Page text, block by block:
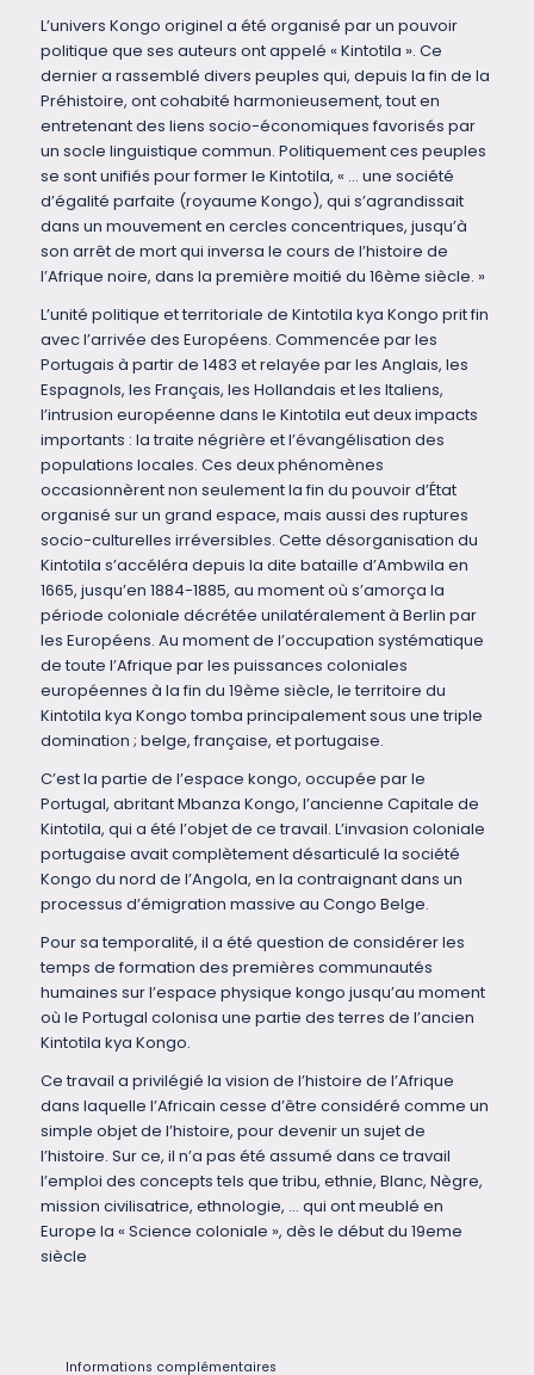
L’univers Kongo originel a été organisé par un pouvoir
politique que ses auteurs ont appelé « Kintotila ». Ce
dernier a rassemblé divers peuples qui, depuis la fin de la
Préhistoire, ont cohabité harmonieusement, tout en
entretenant des liens socio-économiques favorisés par
un socle linguistique commun. Politiquement ces peuples
se sont unifiés pour former le Kintotila, « … une société
d’égalité parfaite (royaume Kongo), qui s’agrandissait
dans un mouvement en cercles concentriques, jusqu’à
son arrêt de mort qui inversa le cours de l’histoire de
l’Afrique noire, dans la première moitié du 16ème siècle. »
L’unité politique et territoriale de Kintotila kya Kongo prit fin
avec l’arrivée des Européens. Commencée par les
Portugais à partir de 1483 et relayée par les Anglais, les
Espagnols, les Français, les Hollandais et les Italiens,
l’intrusion européenne dans le Kintotila eut deux impacts
importants : la traite négrière et l’évangélisation des
populations locales. Ces deux phénomènes
occasionnèrent non seulement la fin du pouvoir d’État
organisé sur un grand espace, mais aussi des ruptures
socio-culturelles irréversibles. Cette désorganisation du
Kintotila s’accéléra depuis la dite bataille d’Ambwila en
1665, jusqu’en 1884-1885, au moment où s’amorça la
période coloniale décrétée unilatéralement à Berlin par
les Européens. Au moment de l’occupation systématique
de toute l’Afrique par les puissances coloniales
européennes à la fin du 19ème siècle, le territoire du
Kintotila kya Kongo tomba principalement sous une triple
domination ; belge, française, et portugaise.
C’est la partie de l’espace kongo, occupée par le
Portugal, abritant Mbanza Kongo, l’ancienne Capitale de
Kintotila, qui a été l’objet de ce travail. L’invasion coloniale
portugaise avait complètement désarticulé la société
Kongo du nord de l’Angola, en la contraignant dans un
processus d’émigration massive au Congo Belge.
Pour sa temporalité, il a été question de considérer les
temps de formation des premières communautés
humaines sur l’espace physique kongo jusqu’au moment
où le Portugal colonisa une partie des terres de l’ancien
Kintotila kya Kongo.
Ce travail a privilégié la vision de l’histoire de l’Afrique
dans laquelle l’Africain cesse d’être considéré comme un
simple objet de l’histoire, pour devenir un sujet de
l’histoire. Sur ce, il n’a pas été assumé dans ce travail
l’emploi des concepts tels que tribu, ethnie, Blanc, Nègre,
mission civilisatrice, ethnologie, … qui ont meublé en
Europe la « Science coloniale », dès le début du 19eme
siècle
Informations complémentaires